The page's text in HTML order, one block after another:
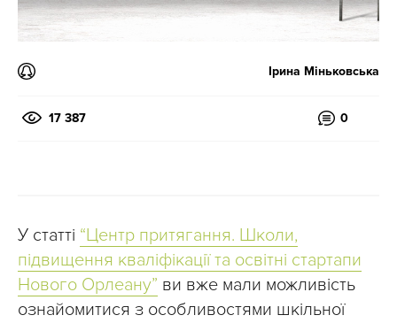
Ірина Міньковська
17 387 0
У статті “Центр притягання. Школи,
підвищення кваліфікації та освітні стартапи
Нового Орлеану” ви вже мали можливість
ознайомитися з особливостями шкільної